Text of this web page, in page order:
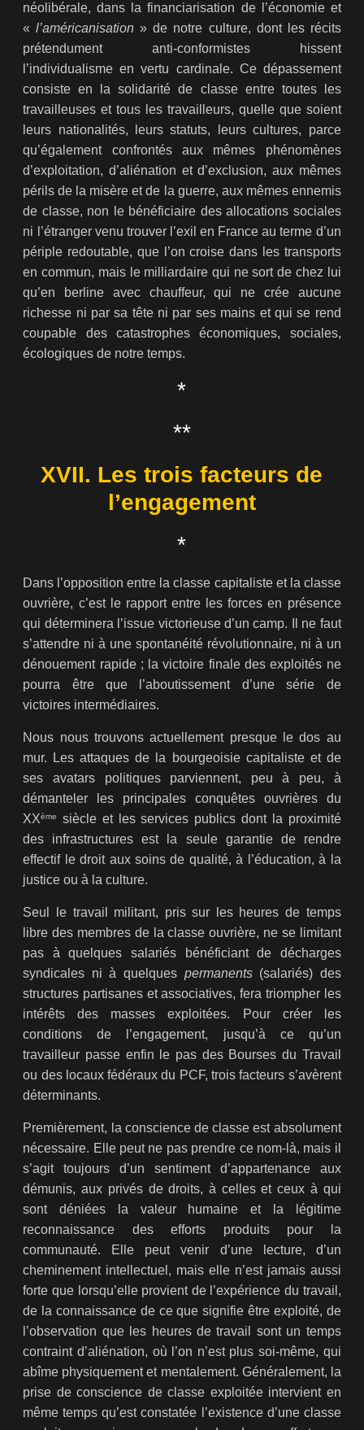
néolibérale, dans la financiarisation de l’économie et
«l’américanisation » de notre culture, dont les récits
prétendument anti-conformistes hissent
l’individualisme en vertu cardinale. Ce dépassement
consiste en la solidarité de classe entre toutes les
travailleuses et tous les travailleurs, quelle que soient
leurs nationalités, leurs statuts, leurs cultures, parce
qu’également confrontés aux mêmes phénomènes
d’exploitation, d’aliénation et d’exclusion, aux mêmes
périls de la misère et de la guerre, aux mêmes ennemis
de classe, non le bénéficiaire des allocations sociales
ni l’étranger venu trouver l’exil en France au terme d’un
périple redoutable, que l’on croise dans les transports
en commun, mais le milliardaire qui ne sort de chez lui
qu’en berline avec chauffeur, qui ne crée aucune
richesse ni par sa tête ni par ses mains et qui se rend
coupable des catastrophes économiques, sociales,
écologiques de notre temps.
*
**
XVII. Les trois facteurs de
l’engagement
*
Dans l’opposition entre la classe capitaliste et la classe
ouvrière, c’est le rapport entre les forces en présence
qui déterminera l’issue victorieuse d’un camp. Il ne faut
s’attendre ni à une spontanéité révolutionnaire, ni à un
dénouement rapide ; la victoire finale des exploités ne
pourra être que l’aboutissement d’une série de
victoires intermédiaires.
Nous nous trouvons actuellement presque le dos au
mur. Les attaques de la bourgeoisie capitaliste et de
ses avatars politiques parviennent, peu à peu, à
démanteler les principales conquêtes ouvrières du
XXème
siècle et les services publics dont la proximité
des infrastructures est la seule garantie de rendre
effectif le droit aux soins de qualité, à l’éducation, à la
justice ou à la culture.
Seul le travail militant, pris sur les heures de temps
libre des membres de la classe ouvrière, ne se limitant
pas à quelques salariés bénéficiant de décharges
syndicales ni à quelques permanents(salariés) des
structures partisanes et associatives, fera triompher les
intérêts des masses exploitées. Pour créer les
conditions de l’engagement, jusqu’à ce qu’un
travailleur passe enfin le pas des Bourses du Travail
ou des locaux fédéraux du PCF, trois facteurs s’avèrent
déterminants.
Premièrement, la conscience de classe est absolument
nécessaire. Elle peut ne pas prendre ce nom-là, mais il
s’agit toujours d’un sentiment d’appartenance aux
démunis, aux privés de droits, à celles et ceux à qui
sont déniées la valeur humaine et la légitime
reconnaissance des efforts produits pour la
communauté. Elle peut venir d’une lecture, d’un
cheminement intellectuel, mais elle n’est jamais aussi
forte que lorsqu’elle provient de l’expérience du travail,
de la connaissance de ce que signifie être exploité, de
l’observation que les heures de travail sont un temps
contraint d’aliénation, où l’on n’est plus soi-même, qui
abîme physiquement et mentalement. Généralement, la
prise de conscience de classe exploitée intervient en
même temps qu’est constatée l’existence d’une classe